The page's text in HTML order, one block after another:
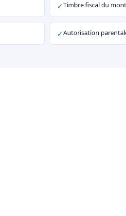
✓Timbre fiscal du
✓Autorisation